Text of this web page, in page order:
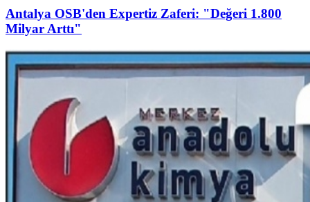
Antalya OSB'den Expertiz Zaferi: "Değeri 1.800
Milyar Arttı"